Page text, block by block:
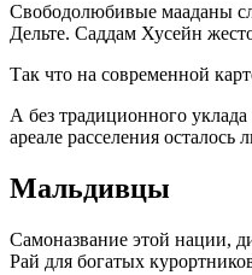
Свободолюбивые мааданы
Дельте. Саддам Хусейн
Так что на современной
А без традиционного
ареале расселения
Мальдивцы
Самоназвание этой нации,
Рай для богатых